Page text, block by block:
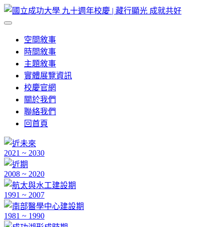
空間敘事
時間敘事
主題敘事
實體展覽資訊
校慶官網
關於我們
聯絡我們
回首頁
2021 ~ 2030
2008 ~ 2020
1991 ~ 2007
1981 ~ 1990